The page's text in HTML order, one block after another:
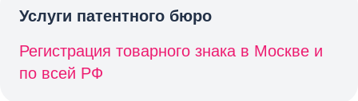
Услуги патентного бюро
Регистрация товарного знака в Москве и
по всей РФ